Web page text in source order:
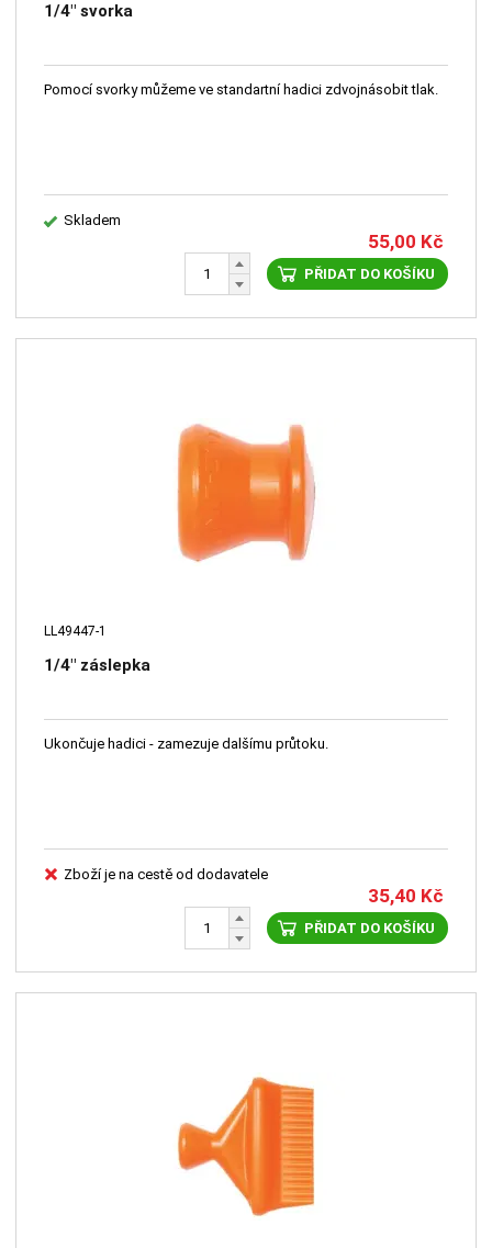
1/4" svorka
Pomocí svorky můžeme ve standartní hadici zdvojnásobit tlak.
Skladem
55,00 Kč
PŘIDAT DO KOŠÍKU
LL49447-1
1/4" záslepka
Ukončuje hadici - zamezuje dalšímu průtoku.
Zboží je na cestě od dodavatele
35,40 Kč
PŘIDAT DO KOŠÍKU